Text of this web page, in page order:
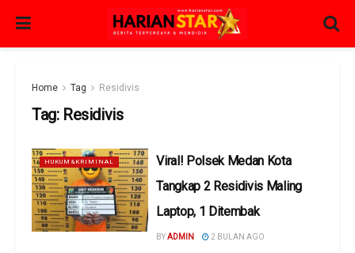
Home Tag Residivis
Tag: Residivis
HUKUM&KRIMINAL
Viral! Polsek Medan Kota
Tangkap 2 Residivis Maling
Laptop, 1 Ditembak
BYADMIN 2 BULAN AGO